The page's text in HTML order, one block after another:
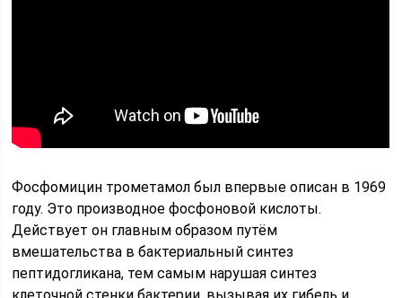
Фосфомицин трометамол был впервые описан в 1969
году. Это производное фосфоновой кислоты.
Действует он главным образом путём
вмешательства в бактериальный синтез
пептидогликана, тем самым нарушая синтез
клеточной стенки бактерии, вызывая их гибель и